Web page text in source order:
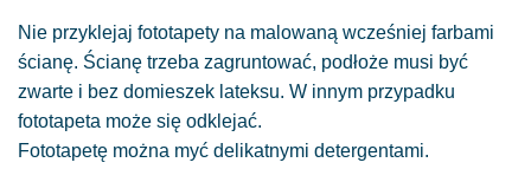
Nie przyklejaj fototapety na malowaną wcześniej farbami
ścianę. Ścianę trzeba zagruntować, podłoże musi być
zwarte i bez domieszek lateksu. W innym przypadku
fototapeta może się odklejać.
Fototapetę można myć delikatnymi detergentami.